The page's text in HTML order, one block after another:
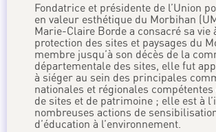
Fondatrice et présidente de l’Union
en valeur esthétique du Morbihan
Marie-Claire Borde a consacré sa vie
protection des sites et paysages du
membre jusqu’à son décès de la
départementale des sites, elle fut
à siéger au sein des principales
nationales et régionales
de sites et de patrimoine ; elle est à
nombreuses actions de
d’éducation à l’environnement.